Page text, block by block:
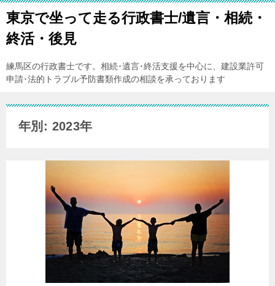
東京で坐って走る行政書士/遺言・相続・
終活・後見
練馬区の行政書士です。相続･遺言･終活支援を中心に、建設業許可
申請･法的トラブル予防書類作成の相談を承っております
年別: 2023年